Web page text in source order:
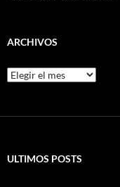
ARCHIVOS
Archivos
ULTIMOS POSTS